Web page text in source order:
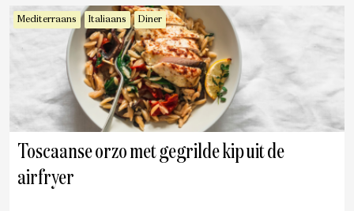
Mediterraans Italiaans Diner
Toscaanse orzo met gegrilde kip uit de
airfryer